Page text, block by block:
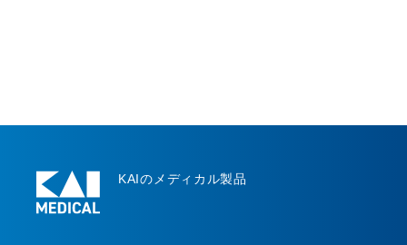
KAIのメディカル製品